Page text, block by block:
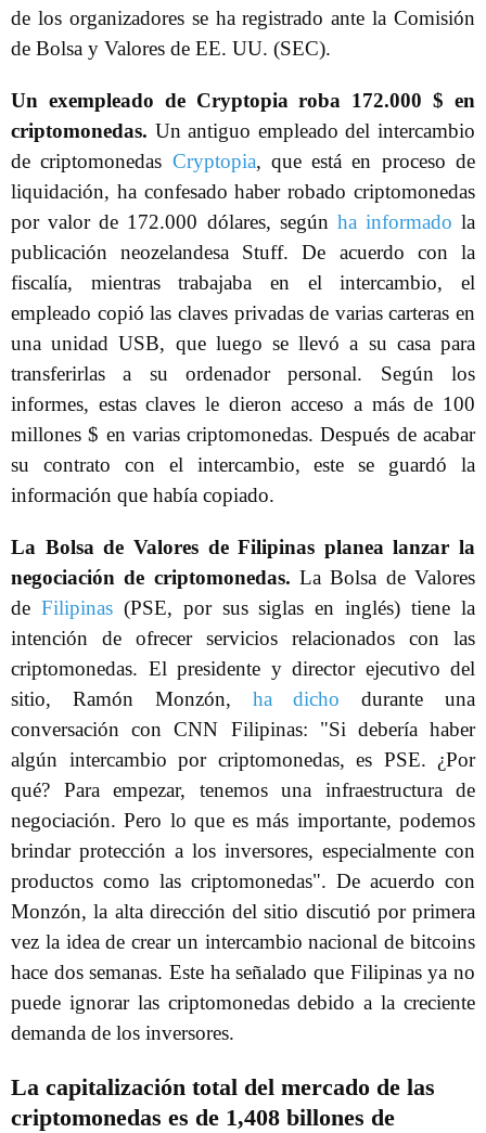
de los organizadores se ha registrado ante la Comisión
de Bolsa y Valores de EE. UU. (SEC).
Un exempleado de Cryptopia roba 172.000 $ en
criptomonedas. Un antiguo empleado del intercambio
de criptomonedas Cryptopia, que está en proceso de
liquidación, ha confesado haber robado criptomonedas
por valor de 172.000 dólares, según ha informado la
publicación neozelandesa Stuff. De acuerdo con la
fiscalía, mientras trabajaba en el intercambio, el
empleado copió las claves privadas de varias carteras en
una unidad USB, que luego se llevó a su casa para
transferirlas a su ordenador personal. Según los
informes, estas claves le dieron acceso a más de 100
millones $ en varias criptomonedas. Después de acabar
su contrato con el intercambio, este se guardó la
información que había copiado.
La Bolsa de Valores de Filipinas planea lanzar la
negociación de criptomonedas. La Bolsa de Valores
de Filipinas(PSE, por sus siglas en inglés) tiene la
intención de ofrecer servicios relacionados con las
criptomonedas. El presidente y director ejecutivo del
sitio, Ramón Monzón, ha dicho durante una
conversación con CNN Filipinas: "Si debería haber
algún intercambio por criptomonedas, es PSE. ¿Por
qué? Para empezar, tenemos una infraestructura de
negociación. Pero lo que es más importante, podemos
brindar protección a los inversores, especialmente con
productos como las criptomonedas". De acuerdo con
Monzón, la alta dirección del sitio discutió por primera
vez la idea de crear un intercambio nacional de bitcoins
hace dos semanas. Este ha señalado que Filipinas ya no
puede ignorar las criptomonedas debido a la creciente
demanda de los inversores.
La capitalización total del mercado de las
criptomonedas es de 1,408 billones de